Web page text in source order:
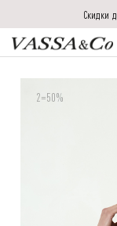
Скидки
2=50%